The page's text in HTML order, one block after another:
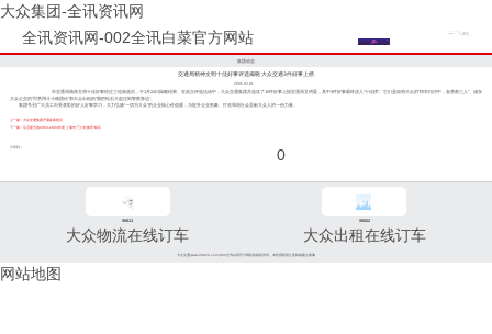
大众集团-全讯资讯网
全讯资讯网-002全讯白菜官方网站
集团动态
交通局精神文明十佳好事评选揭晓 大众交通3件好事上榜
2005-02-01
市交通局精神文明十佳好事经过三轮筛选后，于1月24日揭晓结果。在此次评选活动中，大众交通集团共选送了15件好事上报交通局文明委，其中3件好事最终进入“十佳榜”。它们是崇明大众的“轿车扣河中，奋勇救三人”、浦东
大众公交的“司售用斗小偷团伙”和大众出租的“我把钻石大盗拉到警察身边”。
集团号召广大员工向受表彰的好人好事学习，大力弘扬“一切为大众”的企业核心价值观，为提升企业形象、打造和谐社会贡献大众人的一份力量。
上一篇：大众交通集团开展新春慰问
下一篇：马卫星当选2003-2004年度 上海市“三八红旗手”标兵
分享到： 0
96811
大众物流在线订车
96822
大众出租在线订车
大众交通(www.96822.com)002全讯白菜官方网站的版权所有，未经授权禁止复制或建立镜像
网站地图